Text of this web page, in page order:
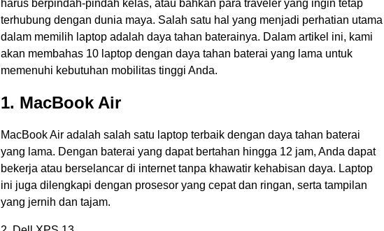
harus berpindah-pindah kelas, atau bahkan para traveler yang ingin tetap
terhubung dengan dunia maya. Salah satu hal yang menjadi perhatian utama
dalam memilih laptop adalah daya tahan baterainya. Dalam artikel ini, kami
akan membahas 10 laptop dengan daya tahan baterai yang lama untuk
memenuhi kebutuhan mobilitas tinggi Anda.
1. MacBook Air
MacBook Air adalah salah satu laptop terbaik dengan daya tahan baterai
yang lama. Dengan baterai yang dapat bertahan hingga 12 jam, Anda dapat
bekerja atau berselancar di internet tanpa khawatir kehabisan daya. Laptop
ini juga dilengkapi dengan prosesor yang cepat dan ringan, serta tampilan
yang jernih dan tajam.